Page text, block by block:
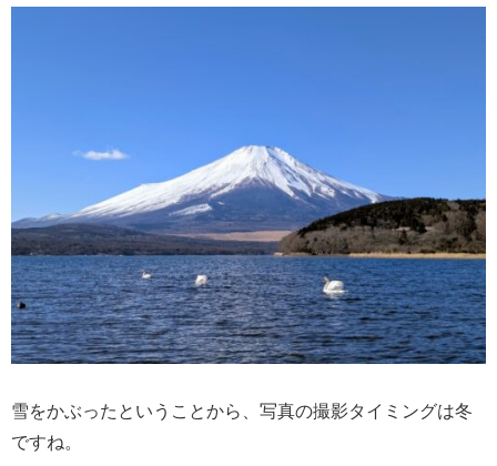
雪をかぶったということから、写真の撮影タイミングは冬
ですね。